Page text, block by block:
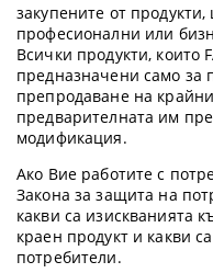
закупените от
професионални или
Всички продукти, които
предназначени само за
препродаване на
предварителната им
модификация.
Ако Вие работите с
Закона за защита на
какви са изискванията
краен продукт и какви
потребители.